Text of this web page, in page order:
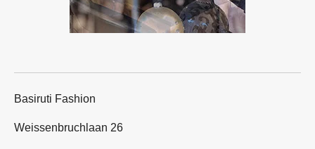
Basiruti Fashion
Weissenbruchlaan 26